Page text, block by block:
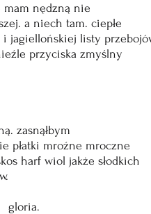
mam nędzną nie
a niech tam. ciepłe
i jagiellońskiej listy
przyciska zmyślny
zasnąłbym
płatki mroźne mroczne
harf wiol jakże słodkich